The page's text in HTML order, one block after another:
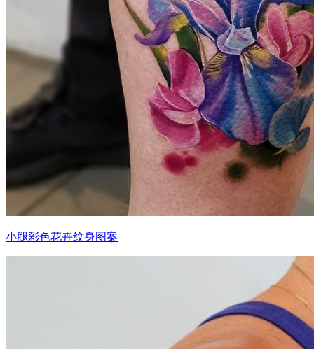
小腿彩色花卉纹身图案